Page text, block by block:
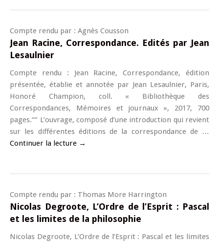
Compte rendu par : Agnès Cousson
Jean Racine, Correspondance. Edités par Jean
Lesaulnier
Compte rendu : Jean Racine, Correspondance, édition
présentée, établie et annotée par Jean Lesaulnier, Paris,
Honoré Champion, coll. « Bibliothèque des
Correspondances, Mémoires et journaux », 2017, 700
pages.“” L’ouvrage, composé d’une introduction qui revient
sur les différentes éditions de la correspondance de …
Continuer la lecture →
Compte rendu par : Thomas More Harrington
Nicolas Degroote, L’Ordre de l’Esprit : Pascal
et les limites de la philosophie
Nicolas Degroote, L’Ordre de l’Esprit : Pascal et les limites